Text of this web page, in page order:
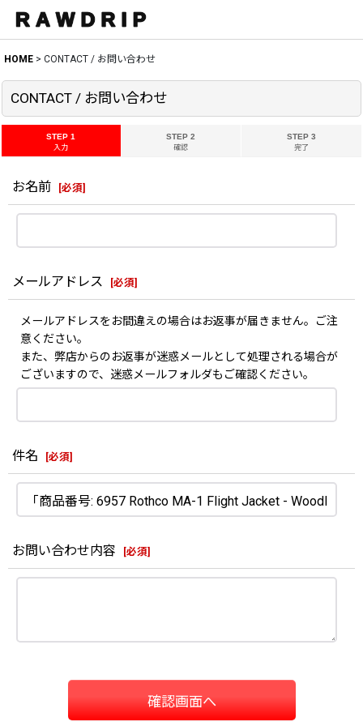
HOME > CONTACT / お問い合わせ
CONTACT / お問い合わせ
STEP 1
入力
STEP 2
確認
STEP 3
完了
お名前 [必須]
メールアドレス [必須]
メールアドレスをお間違えの場合はお返事が届きません。ご注
意ください。
また、弊店からのお返事が迷惑メールとして処理される場合が
ございますので、迷惑メールフォルダもご確認ください。
件名 [必須]
お問い合わせ内容 [必須]
確認画面へ